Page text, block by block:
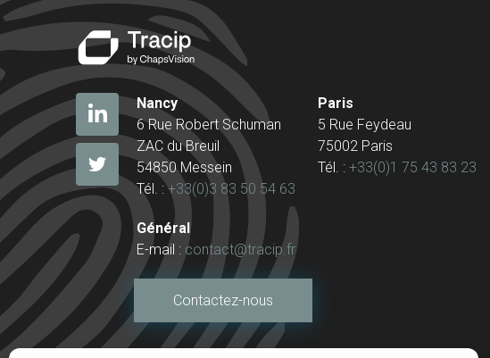
Nancy
6 Rue Robert Schuman
ZAC du Breuil
54850 Messein
Tél. :+33(0)3 83 50 54 63
Paris
5 Rue Feydeau
75002 Paris
Tél. : +33(0)1 75 43 83 23
Général
E-mail : contact@tracip.fr
Contactez-nous